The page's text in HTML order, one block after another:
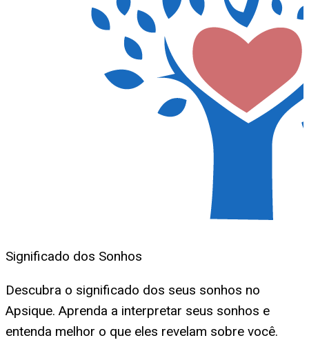
Significado dos Sonhos
Descubra o significado dos seus sonhos no
Apsique. Aprenda a interpretar seus sonhos e
entenda melhor o que eles revelam sobre você.